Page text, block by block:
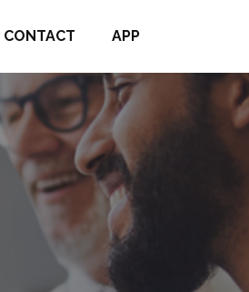
CONTACT APP